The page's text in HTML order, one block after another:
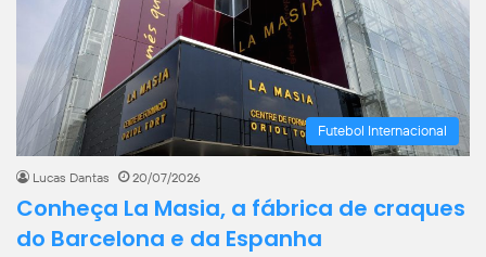
Futebol Internacional
Lucas Dantas 20/07/2026
Conheça La Masia, a fábrica de craques
do Barcelona e da Espanha